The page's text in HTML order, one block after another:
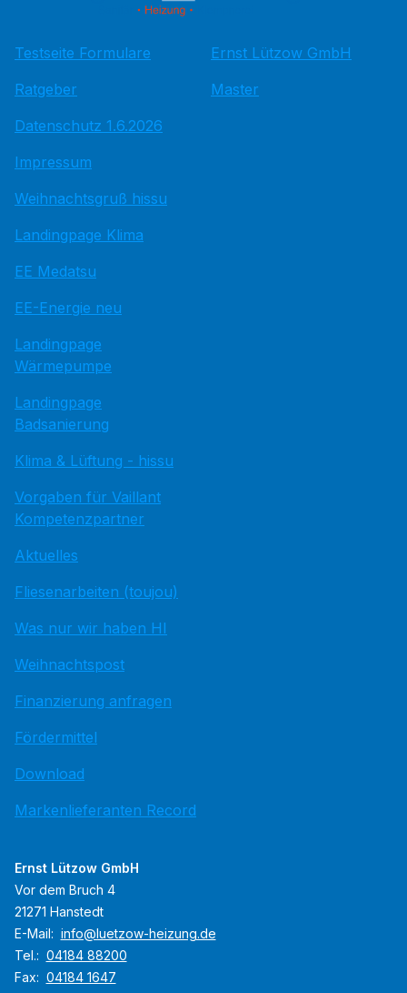
Testseite Formulare
Ratgeber
Datenschutz 1.6.2026
Impressum
Weihnachtsgruß hissu
Landingpage Klima
EE Medatsu
EE-Energie neu
Landingpage
Wärmepumpe
Landingpage
Badsanierung
Klima & Lüftung - hissu
Vorgaben für Vaillant
Kompetenzpartner
Aktuelles
Fliesenarbeiten (toujou)
Was nur wir haben HI
Weihnachtspost
Finanzierung anfragen
Fördermittel
Download
Markenlieferanten Record
Ernst Lützow GmbH
Master
Ernst Lützow GmbH
Vor dem Bruch 4
21271 Hanstedt
E-Mail: info@luetzow-heizung.de
Tel.: 04184 88200
Fax: 04184 1647